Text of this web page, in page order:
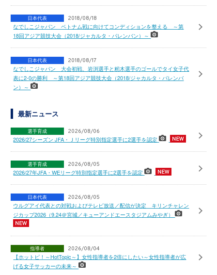
日本代表 2018/08/18
なでしこジャパン ベトナム戦に向けてコンディションを整える ～第
18回アジア競技大会（2018/ジャカルタ・パレンバン）～
日本代表 2018/08/17
なでしこジャパン 大会初戦、岩渕選手と籾木選手のゴールでタイ女子代
表に2-0の勝利 ～第18回アジア競技大会（2018/ジャカルタ・パレンバ
ン）～
最新ニュース
選手育成 2026/08/06
2026/27シーズン JFA・Ｊリーグ特別指定選手に2選手を認定
選手育成 2026/08/05
2026/27年JFA・WEリーグ特別指定選手に2選手を認定
日本代表 2026/08/05
ウルグアイ代表との対戦およびテレビ放送／配信が決定 キリンチャレン
ジカップ2026（9.24＠宮城／キューアンドエースタジアムみやぎ）
指導者 2026/08/04
【ホットピ！～HotTopic～】女性指導者を2倍にしたい～女性指導者が広
げる女子サッカーの未来～